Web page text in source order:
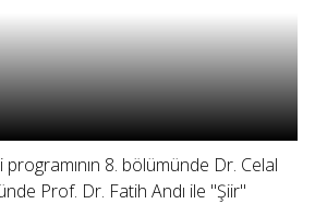
8. bölümünde Dr. Celal
Prof. Dr. Fatih Andı ile "Şiir"